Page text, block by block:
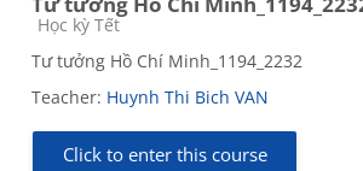
Course category
Học kỳ Tết
Tư tưởng Hồ Chí Minh_1194_2232
Teacher: Huynh Thi Bich VAN
Click to enter this course